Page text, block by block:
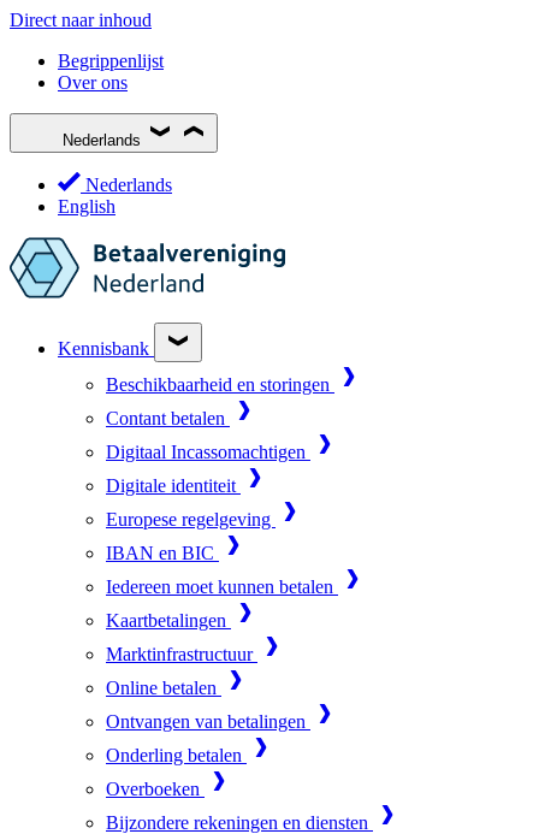
Direct naar inhoud
Begrippenlijst
Over ons
Nederlands
Nederlands
English
Kennisbank
Beschikbaarheid en storingen
Contant betalen
Digitaal Incassomachtigen
Digitale identiteit
Europese regelgeving
IBAN en BIC
Iedereen moet kunnen betalen
Kaartbetalingen
Marktinfrastructuur
Online betalen
Ontvangen van betalingen
Onderling betalen
Overboeken
Bijzondere rekeningen en diensten